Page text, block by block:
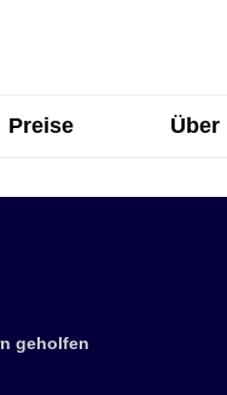
Preise Über
geholfen